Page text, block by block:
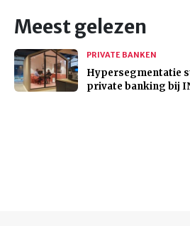
Meest gelezen
PRIVATE BANKEN
Hypersegmentatie
private banking bij